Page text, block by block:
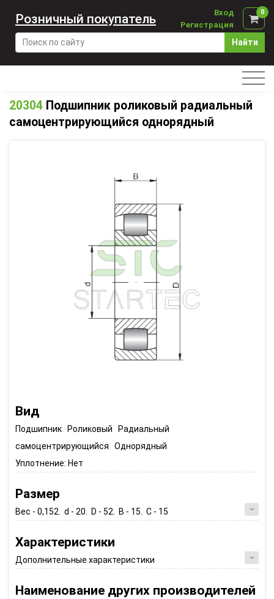
Найти
Вход
Регистрация
0
Розничный покупатель
20304 Подшипник роликовый радиальный
самоцентрирующийся однорядный
Вид
Подшипник Роликовый Радиальный
самоцентрирующийся Однорядный
Уплотнение: Нет
Размер
Вес - 0,152. d - 20. D - 52. B - 15. C - 15
Характеристики
Дополнительные характеристики
Наименование других производителей